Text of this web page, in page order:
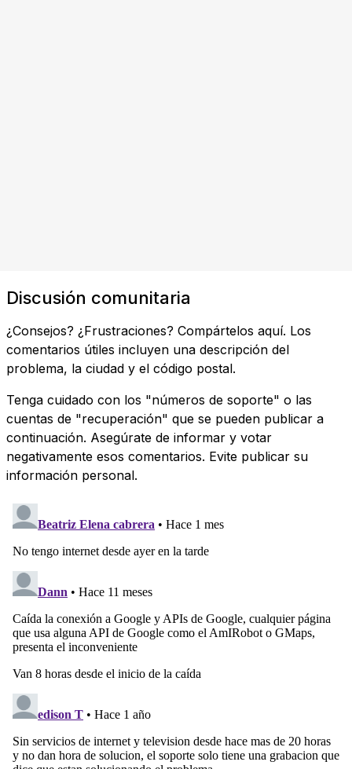
Discusión comunitaria
¿Consejos? ¿Frustraciones? Compártelos aquí. Los
comentarios útiles incluyen una descripción del
problema, la ciudad y el código postal.
Tenga cuidado con los "números de soporte" o las
cuentas de "recuperación" que se pueden publicar a
continuación. Asegúrate de informar y votar
negativamente esos comentarios. Evite publicar su
información personal.